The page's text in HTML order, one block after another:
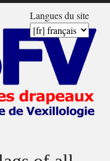
Langues du site